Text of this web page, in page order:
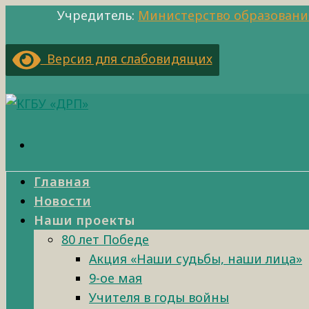
Учредитель: Министерство
Версия для слабовидящих
Главная
Новости
Наши проекты
80 лет Победе
Акция «Наши судьбы, наши лица»
9-ое мая
Учителя в годы войны